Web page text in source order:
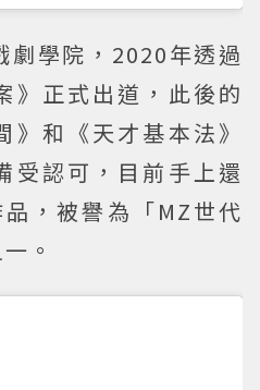
劇學院，2020年透過
》正式出道，此後的
和《天才基本法》
受認可，目前手上還
，被譽為「MZ世代
。